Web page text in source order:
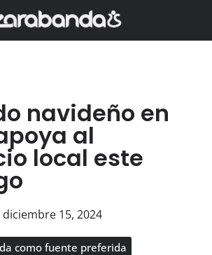
navideño en
al
local este
diciembre 15, 2024
como fuente preferida